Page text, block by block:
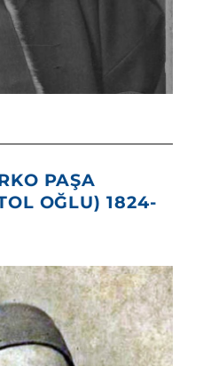
PAŞA
OĞLU) 1824-